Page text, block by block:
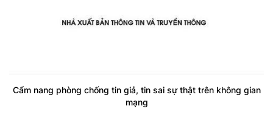
Cẩm nang phòng chống tin giả, tin sai sự thật trên không gian
mạng